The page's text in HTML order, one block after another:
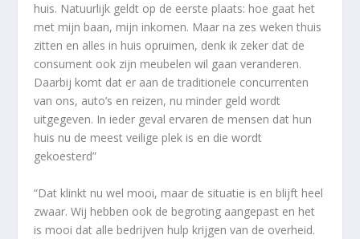
huis. Natuurlijk geldt op de eerste plaats: hoe gaat het
met mijn baan, mijn inkomen. Maar na zes weken thuis
zitten en alles in huis opruimen, denk ik zeker dat de
consument ook zijn meubelen wil gaan veranderen.
Daarbij komt dat er aan de traditionele concurrenten
van ons, auto’s en reizen, nu minder geld wordt
uitgegeven. In ieder geval ervaren de mensen dat hun
huis nu de meest veilige plek is en die wordt
gekoesterd”
“Dat klinkt nu wel mooi, maar de situatie is en blijft heel
zwaar. Wij hebben ook de begroting aangepast en het
is mooi dat alle bedrijven hulp krijgen van de overheid.